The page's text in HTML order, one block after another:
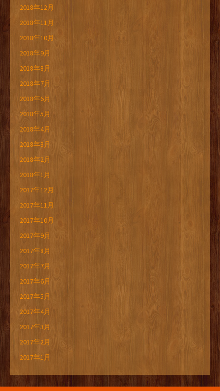
2018年12月
2018年11月
2018年10月
2018年9月
2018年8月
2018年7月
2018年6月
2018年5月
2018年4月
2018年3月
2018年2月
2018年1月
2017年12月
2017年11月
2017年10月
2017年9月
2017年8月
2017年7月
2017年6月
2017年5月
2017年4月
2017年3月
2017年2月
2017年1月